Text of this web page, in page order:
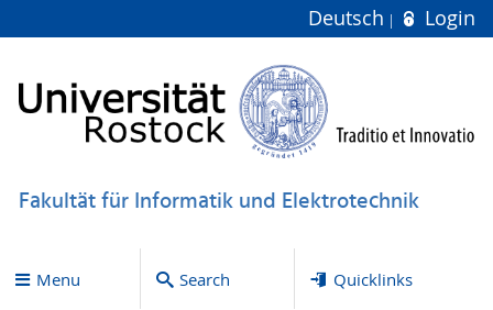
Deutsch Login
Fakultät für Informatik und Elektrotechnik
Menu Search Quicklinks